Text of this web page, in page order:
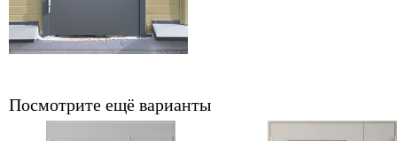
Посмотрите ещё варианты